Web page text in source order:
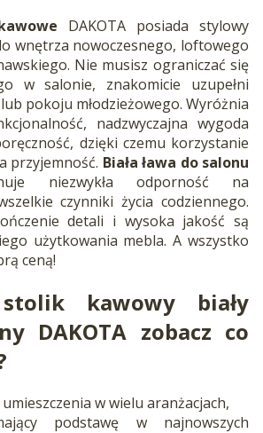
DAKOTA posiada stylowy
wnętrza nowoczesnego, loftowego
Nie musisz ograniczać się
w salonie, znakomicie uzupełni
pokoju młodzieżowego. Wyróżnia
nadzwyczajna wygoda
dzięki czemu korzystanie
przyjemność. Biała ława do salonu
niezwykła odporność na
czynniki życia codziennego.
detali i wysoka jakość są
użytkowania mebla. A wszystko
ceną!
kawowy biały
DAKOTA zobacz co
w wielu aranżacjach,
podstawę w najnowszych